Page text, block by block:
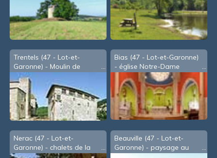
Trentels (47 - Lot-et-
Garonne) - Moulin de
Lustrac
Bias (47 - Lot-et-Garonne)
- église Notre-Dame
Nerac (47 - Lot-et-
Garonne) - chalets de la
Beauville (47 - Lot-et-
Garonne) - paysage au